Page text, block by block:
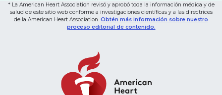
* La American Heart Association revisó y aprobó toda la información médica y de
salud de este sitio web conforme a investigaciones científicas y a las directrices
de la American Heart Association. Obtén más información sobre nuestro
proceso editorial de contenido.